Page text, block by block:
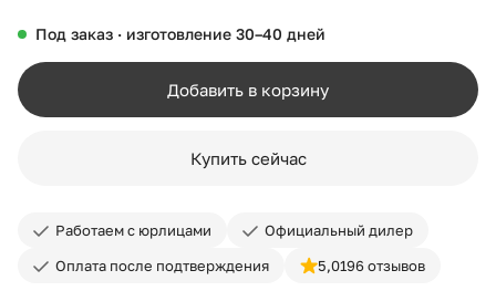
Под заказ · изготовление 30–40 дней
Добавить в корзину
Купить сейчас
Работаем с юрлицами
Официальный дилер
Оплата после подтверждения
5,0196 отзывов